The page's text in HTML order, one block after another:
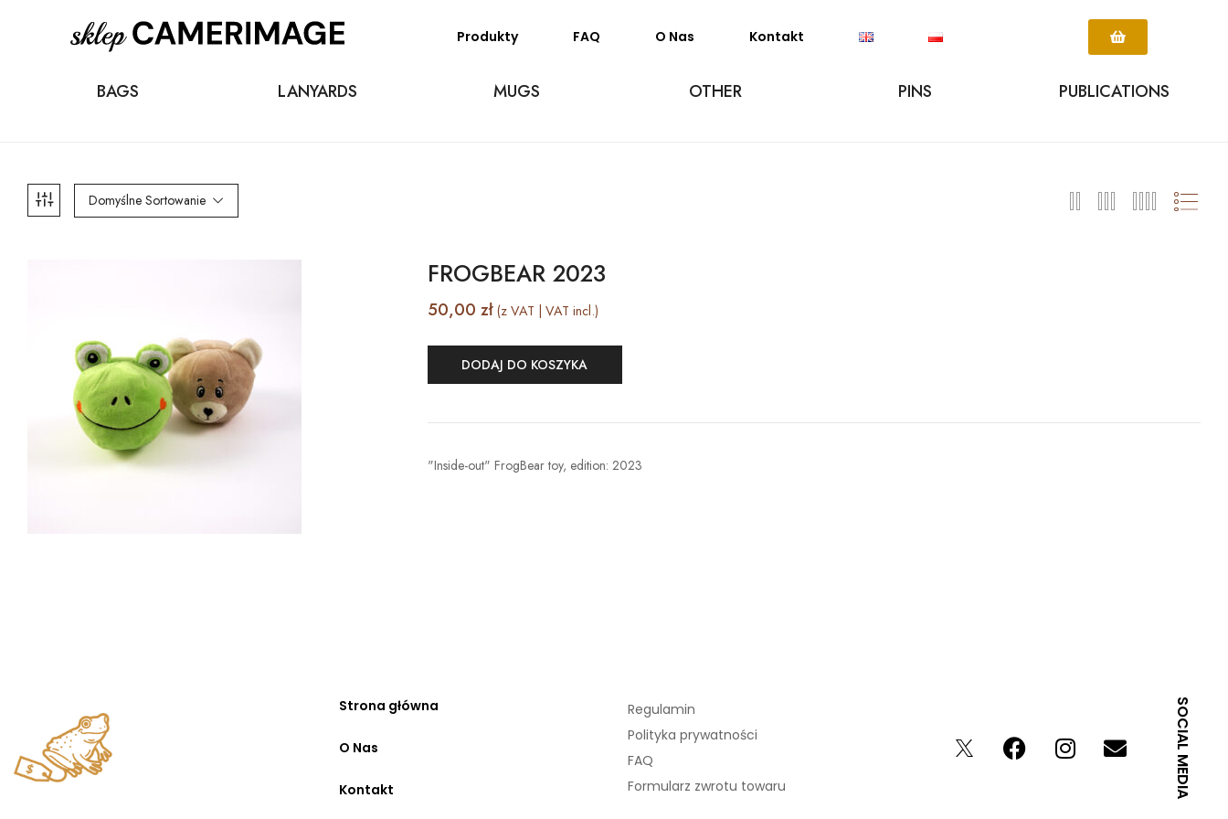
Produkty FAQ O Nas Kontakt
BAGS LANYARDS MUGS OTHER PINS PUBLICATIONS
Domyślne Sortowanie
FROGBEAR 2023
50,00 zł (z VAT | VAT incl.)
DODAJ DO KOSZYKA
"Inside-out" FrogBear toy, edition: 2023
Strona główna
O Nas
Kontakt
Regulamin
Polityka prywatności
FAQ
Formularz zwrotu towaru
SOCIAL MEDIA